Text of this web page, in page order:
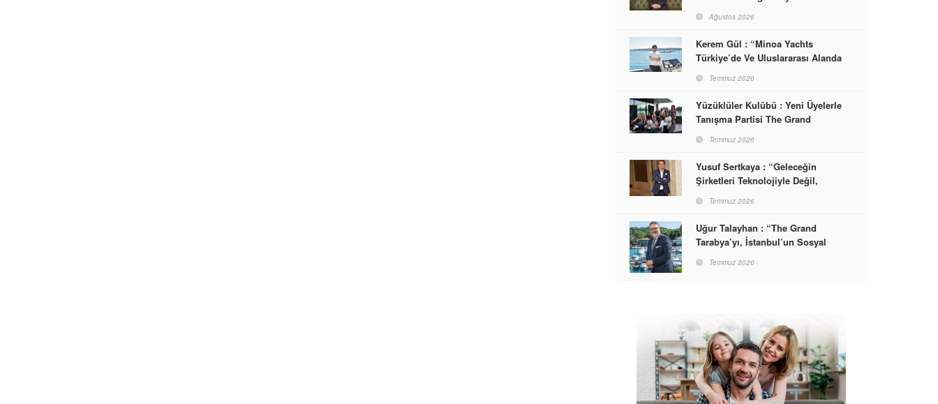
Ağustos 2026
Kerem Gül : “Minoa Yachts
Türkiye’de Ve Uluslararası Alanda
Markası Olacak”
Temmuz 2026
Yüzüklüler Kulübü : Yeni Üyelerle
Tanışma Partisi The Grand
Temmuz 2026
Yusuf Sertkaya : “Geleceğin
Şirketleri Teknolojiyle Değil,
Temmuz 2026
Uğur Talayhan : “The Grand
Tarabya’yı, İstanbul’un Sosyal
Destinasyon Haline Getirmeyi
Temmuz 2026